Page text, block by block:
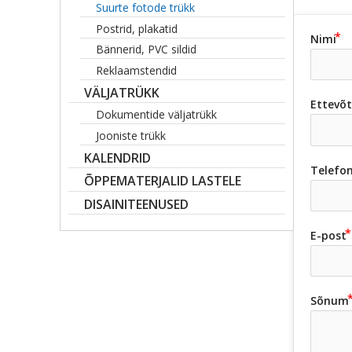
Nimi
E-post
Sõnum
Suurte fotode trükk
Postrid, plakatid
Bännerid, PVC sildid
Reklaamstendid
VÄLJATRÜKK
Dokumentide väljatrükk
Jooniste trükk
KALENDRID
ÕPPEMATERJALID LASTELE
DISAINITEENUSED